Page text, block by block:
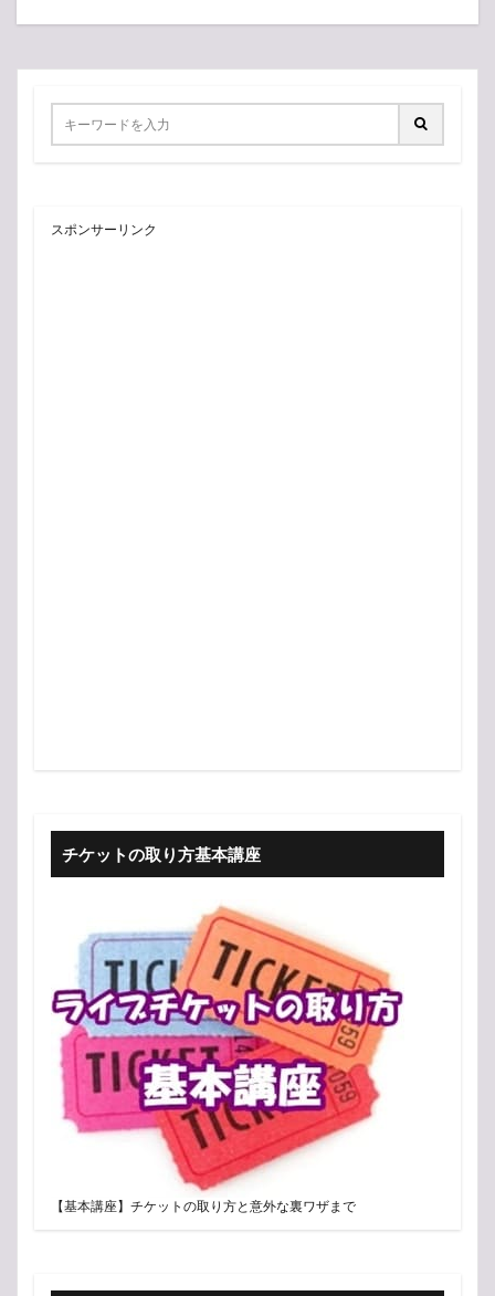
スポンサーリンク
チケットの取り方基本講座
【基本講座】チケットの取り方と意外な裏ワザまで